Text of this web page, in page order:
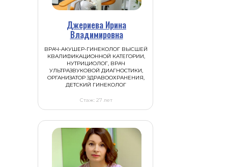
Джериева Ирина
Владимировна
ВРАЧ-АКУШЕР-ГИНЕКОЛОГ ВЫСШЕЙ
КВАЛИФИКАЦИОННОЙ КАТЕГОРИИ,
НУТРИЦИОЛОГ, ВРАЧ
УЛЬТРАЗВУКОВОЙ ДИАГНОСТИКИ,
ОРГАНИЗАТОР ЗДРАВООХРАНЕНИЯ,
ДЕТСКИЙ ГИНЕКОЛОГ
Стаж: 27 лет